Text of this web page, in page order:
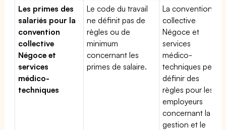
Les primes des
salariés pour la
convention
collective
Négoce et
services
médico-
techniques
Le code du travail
ne définit pas de
règles ou de
minimum
concernant les
primes de salaire.
La convention
collective
Négoce et
services
médico-
techniques peut
définir des
règles pour les
employeurs
concernant la
gestion et le